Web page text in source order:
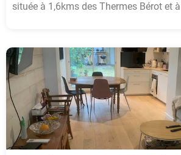
située à 1,6kms des Thermes Bérot et